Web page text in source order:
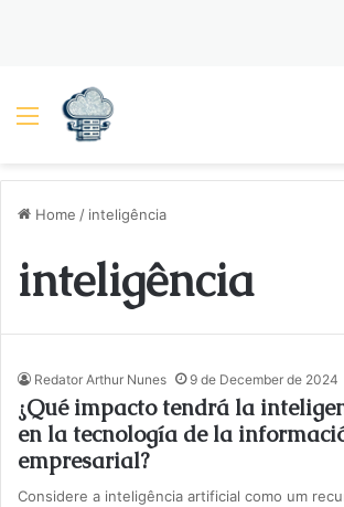
Menu
Home / inteligência
inteligência
Redator Arthur Nunes 9 de December de 2024
¿Qué impacto tendrá la
en la tecnología de la
empresarial?
Considere a inteligência artificial como um